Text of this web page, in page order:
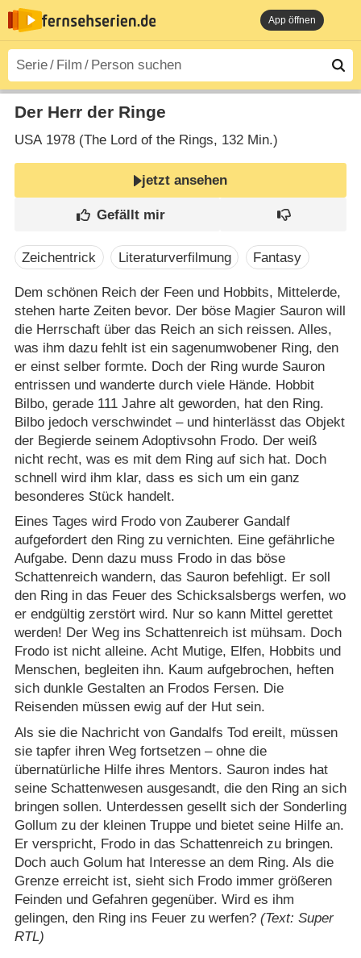
App öffnen
Der Herr der Ringe
USA1978 (The Lord of the Rings‎, 132 Min.)
jetzt ansehen
Zeichentrick Literaturverfilmung Fantasy
Dem schönen Reich der Feen und Hobbits, Mittelerde,
stehen harte Zeiten bevor. Der böse Magier Sauron will
die Herrschaft über das Reich an sich reissen. Alles,
was ihm dazu fehlt ist ein sagenumwobener Ring, den
er einst selber formte. Doch der Ring wurde Sauron
entrissen und wanderte durch viele Hände. Hobbit
Bilbo, gerade 111 Jahre alt geworden, hat den Ring.
Bilbo jedoch verschwindet – und hinterlässt das Objekt
der Begierde seinem Adoptivsohn Frodo. Der weiß
nicht recht, was es mit dem Ring auf sich hat. Doch
schnell wird ihm klar, dass es sich um ein ganz
besonderes Stück handelt.
Eines Tages wird Frodo von Zauberer Gandalf
aufgefordert den Ring zu vernichten. Eine gefährliche
Aufgabe. Denn dazu muss Frodo in das böse
Schattenreich wandern, das Sauron befehligt. Er soll
den Ring in das Feuer des Schicksalsbergs werfen, wo
er endgültig zerstört wird. Nur so kann Mittel gerettet
werden! Der Weg ins Schattenreich ist mühsam. Doch
Frodo ist nicht alleine. Acht Mutige, Elfen, Hobbits und
Menschen, begleiten ihn. Kaum aufgebrochen, heften
sich dunkle Gestalten an Frodos Fersen. Die
Reisenden müssen ewig auf der Hut sein.
Als sie die Nachricht von Gandalfs Tod ereilt, müssen
sie tapfer ihren Weg fortsetzen – ohne die
übernatürliche Hilfe ihres Mentors. Sauron indes hat
seine Schattenwesen ausgesandt, die den Ring an sich
bringen sollen. Unterdessen gesellt sich der Sonderling
Gollum zu der kleinen Truppe und bietet seine Hilfe an.
Er verspricht, Frodo in das Schattenreich zu bringen.
Doch auch Golum hat Interesse an dem Ring. Als die
Grenze erreicht ist, sieht sich Frodo immer größeren
Feinden und Gefahren gegenüber. Wird es ihm
gelingen, den Ring ins Feuer zu werfen? (Text: Super
RTL)